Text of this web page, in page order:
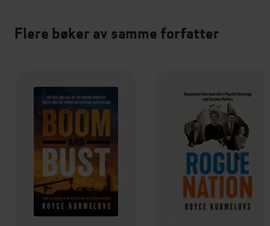
Flere bøker av samme forfatter